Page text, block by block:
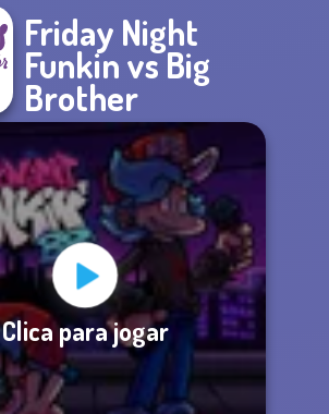
Friday Night
Funkin vs Big
Brother
Clica para jogar